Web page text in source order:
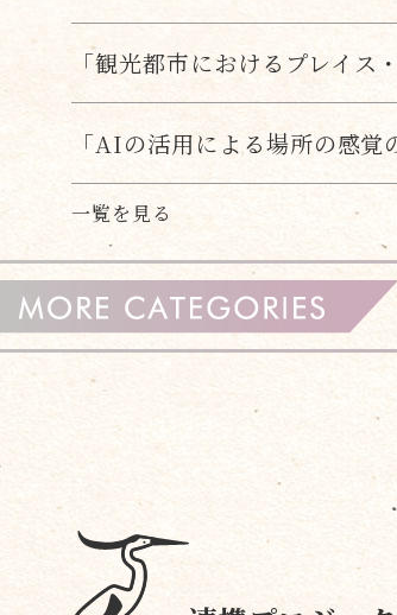
「観光都市におけるプレイス
「AIの活用による場所の感
一覧を見る